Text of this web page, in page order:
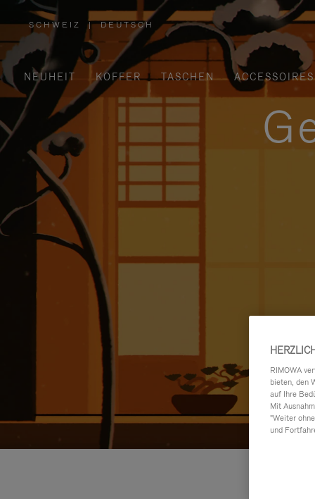
SCHWEIZ
,
WÄHLEN
IHRE
REGION
AUS
| DEUTSCH
NEUHEIT KOFFER TASCHEN ACCESSOIRES
RIMOWA
bieten, den
auf Ihre
Mit
"Weiter
und